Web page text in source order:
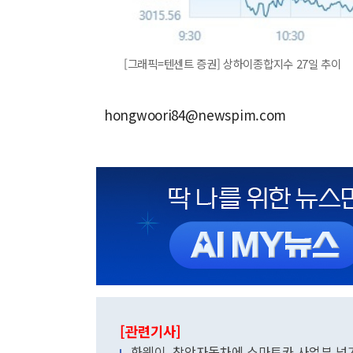
[그래픽=텐센트 증권] 상하이종합지수 27일 추이
hongwoori84@newspim.com
[관련기사]